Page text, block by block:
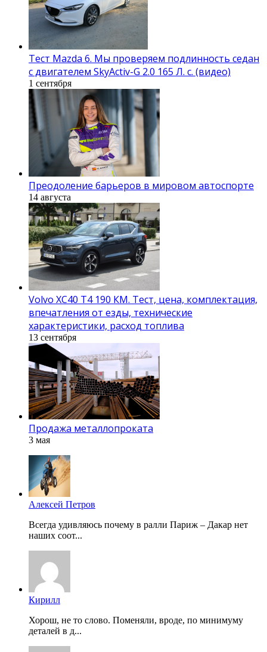
Тест Mazda 6. Мы проверяем подлинность седан
с двигателем SkyActiv-G 2.0 165 Л. с. (видео)
1 сентября
Преодоление барьеров в мировом автоспорте
14 августа
Volvo XC40 T4 190 КМ. Тест, цена, комплектация,
впечатления от езды, технические
характеристики, расход топлива
13 сентября
Продажа металлопроката
3 мая
Алексей Петров
Всегда удивляюсь почему в ралли Париж – Дакар нет
наших соот...
Кирилл
Хорош, не то слово. Поменяли, вроде, по минимуму
деталей в д...